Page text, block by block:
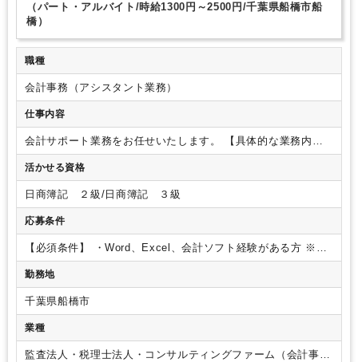
業界知識・専門用語等のOJT 土日祝休み 完全週休2日制
EXCELのスキルが活かせる
（パート・アルバイト/時給1300円～2500円/千葉県船橋市船
橋）
職種
会計事務（アシスタント業務）
仕事内容
会計サポート業務をお任せいたします。
【具体的な業務内
容】・会計ソフトへの入力業務・Excelを用いた集計・電話
対応・来客対応
数によって可能な量をお任せします。
や申告業務のサポートもお願いします。
・週2～5日、時短勤務もご相談可能でございます。
望の方はご入社6か月後以降、正社員切り替えの可能性あり！
・慣れてきておひとりである程度できる方の場合、在宅勤務も
ございます。（週2日出社、週3日在宅などでご就業中の方
もいらっしゃいます！）
種は様々です。規模も様々で個人事業～数億円規模でございま
す。自計化率は50％ほどです！
ング、ランチ会がございます。・周りに複数名社員がおりま
すので、分からないところは気軽に聞ける環境です。
活かせる資格
日商簿記 ２級/日商簿記 ３級
応募条件
【必須条件】 ・Word、Excel、会計ソフト経験がある方 ※会
計事務所でのご経験、一人経理のご経験がある方は歓迎いたし
ます。
勤務地
千葉県船橋市
業種
監査法人・税理士法人・コンサルティングファーム（会計事務